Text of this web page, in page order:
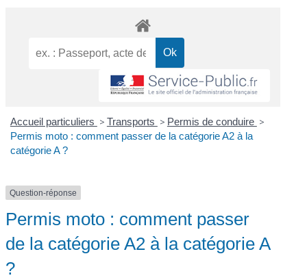
Accueil particuliers > Transports > Permis de conduire >
Permis moto : comment passer de la catégorie A2 à la
catégorie A ?
Question-réponse
Permis moto : comment passer
de la catégorie A2 à la catégorie A
?